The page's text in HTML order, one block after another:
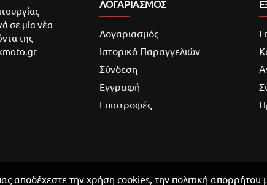
σε μία νέα
της
ΛΟΓΑΡΙΑΣΜΌΣ
Λογαριασμός
Ιστορικό Παραγγελιών
Σύνδεση
Εγγραφή
Επιστροφές
αποδέχεστε την χρήση cookies, την πολιτική απορρήτου